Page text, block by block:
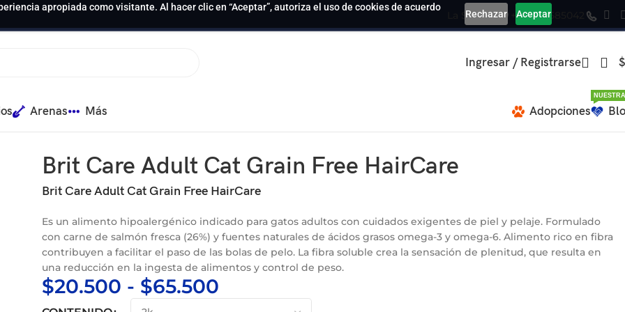
apropiada como visitante. Al hacer clic en “Aceptar”, autoriza el uso de cookies de acuerdo
Rechazar Aceptar
La Serena +569 39585042
Ingresar / Registrarse $
Arenas Más Adopciones
Brit Care Adult Cat Grain Free HairCare
Brit Care Adult Cat Grain Free HairCare
Es un alimento hipoalergénico indicado para gatos adultos con cuidados exigentes de piel y pelaje. Formulado
con carne de salmón fresca (26%) y fuentes naturales de ácidos grasos omega-3 y omega-6. Alimento rico en fibra
contribuyen a facilitar el paso de las bolas de pelo. La fibra soluble crea la sensación de plenitud, que resulta en
una reducción en la ingesta de alimentos y control de peso.
$20.500 - $65.500